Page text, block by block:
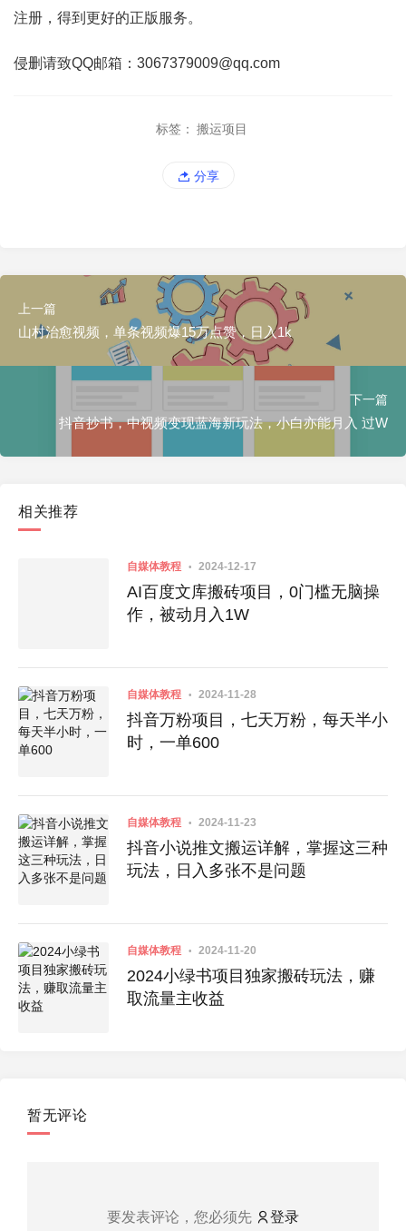
注册，得到更好的正版服务。
侵删请致QQ邮箱：3067379009@qq.com
标签： 搬运项目
分享
上一篇
山村治愈视频，单条视频爆15万点赞，日入1k
下一篇
抖音抄书，中视频变现蓝海新玩法，小白亦能月入 过W
相关推荐
自媒体教程 2024-12-17
AI百度文库搬砖项目，0门槛无脑操
作，被动月入1W
自媒体教程 2024-11-28
抖音万粉项目，七天万粉，每天半小
时，一单600
自媒体教程 2024-11-23
抖音小说推文搬运详解，掌握这三种
玩法，日入多张不是问题
自媒体教程 2024-11-20
2024小绿书项目独家搬砖玩法，赚
取流量主收益
暂无评论
要发表评论，您必须先 登录